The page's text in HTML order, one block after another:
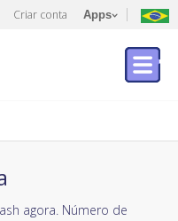
Criar conta Apps
agora. Número de